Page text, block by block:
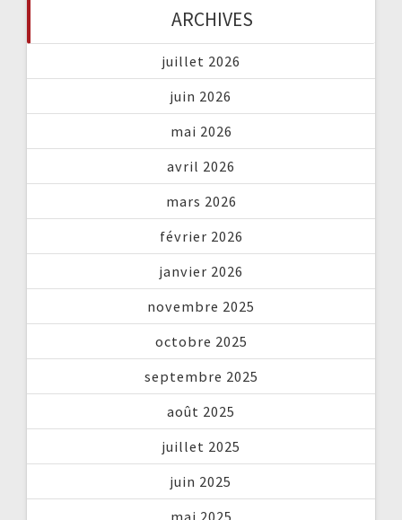
ARCHIVES
juillet 2026
juin 2026
mai 2026
avril 2026
mars 2026
février 2026
janvier 2026
novembre 2025
octobre 2025
septembre 2025
août 2025
juillet 2025
juin 2025
mai 2025